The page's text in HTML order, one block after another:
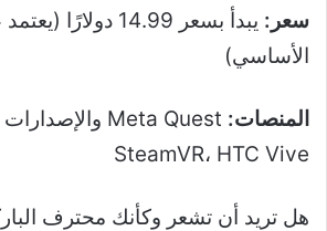
سعر:
يبدأ بسعر 14.99
الأساسي)
المنصات:
SteamVR، HTC Vive
هل تريد أن تشعر وكأنك محترف